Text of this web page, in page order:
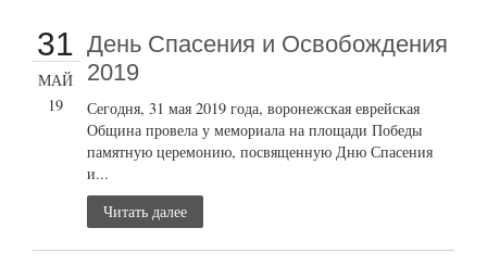
31
МАЙ
19
День Спасения и Освобождения
2019
Сегодня, 31 мая 2019 года, воронежская еврейская
Община провела у мемориала на площади Победы
памятную церемонию, посвященную Дню Спасения
и...
Читать далее